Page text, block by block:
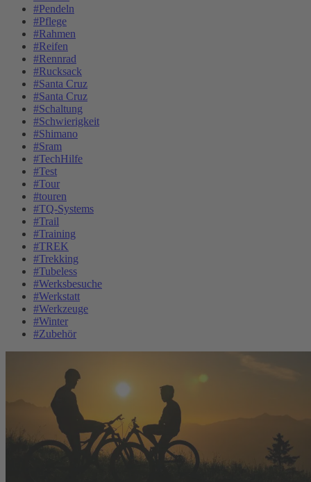
#Pendeln
#Pflege
#Rahmen
#Reifen
#Rennrad
#Rucksack
#Santa Cruz
#Santa Cruz
#Schaltung
#Schwierigkeit
#Shimano
#Sram
#TechHilfe
#Test
#Tour
#touren
#TQ-Systems
#Trail
#Training
#TREK
#Trekking
#Tubeless
#Werksbesuche
#Werkstatt
#Werkzeuge
#Winter
#Zubehör